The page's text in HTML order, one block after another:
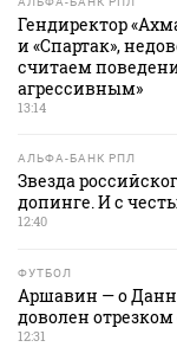
Гендиректор
и «Спартак»,
считаем
агрессивным»
13:14
АЛЬФА-БАНК РПЛ
Звезда
допинге. И с
12:40
ФУТБОЛ
Аршавин — о
доволен
12:31